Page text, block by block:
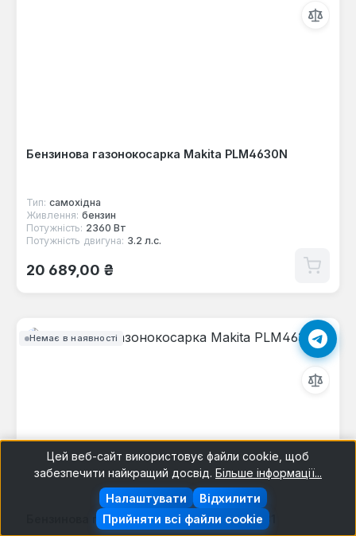
Бензинова газонокосарка Makita PLM4630N
Тип: самохідна
Живлення: бензин
Потужність: 2360 Вт
Потужність двигуна: 3.2 л.с.
Звичайна ціна:
20 689,00 ₴
Немає в наявності
Бензинова газонокосарка Makita PLM4631
Цей веб-сайт використовує файли cookie, щоб
забезпечити найкращий досвід. Більше інформації...
Відхилити
Налаштувати
Прийняти всі файли cookie